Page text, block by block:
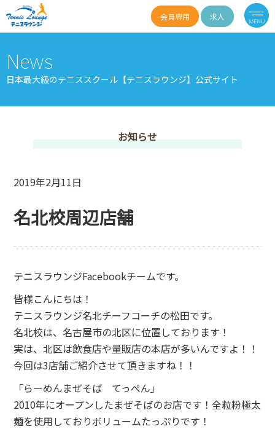
会員専用 求人
News
日本最大級のテニススクール【テニスラウンジ】公式サイト
お知らせ
2019年2月11日
名北校周辺店舗
テニスラウンジFacebookチームです。
皆様こんにちは！
テニスラウンジ名北チーフコーチの松田です。
名北校は、名古屋市の北区に位置しております！
実は、北区は飲食店や量販店の本店が多いんですよ！！
今回は3店舗ご紹介させて頂きますね！！
「らーめんまぜそば てっぺん」
2010年にオープンしたまぜそばのお店です！全粒粉極太
麺を使用しておりボリュームたっぷりです！